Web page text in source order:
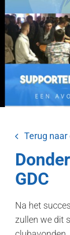
Terug
GDC
Na het
zullen we dit